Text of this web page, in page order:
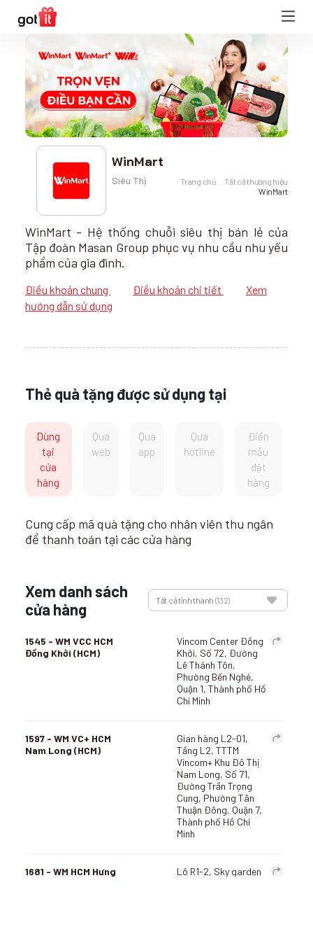
WinMart
Siêu Thị Trang chủ
Tất cả thương hiệu
WinMart
WinMart - Hệ thống chuỗi siêu thị bán lẻ của
Tập đoàn Masan Group phục vụ nhu cầu nhu yếu
phẩm của gia đình.
Điều khoản chung Điều khoản chi tiết
Xem
hướng dẫn sử dụng
Thẻ quà tặng được sử dụng tại
Dùng
tại
cửa
hàng
Qua
web
Qua
app
Qua
hotline
Điền
mẫu
đặt
hàng
Cung cấp mã quà tặng cho nhân viên thu ngân
để thanh toán tại các cửa hàng
Xem danh sách
cửa hàng
Tất cả tỉnh thành (132)
1545 - WM VCC HCM
Đồng Khởi (HCM)
Vincom Center Đồng
Khởi, Số 72, Đường
Lê Thánh Tôn,
Phường Bến Nghé,
Quận 1, Thành phố Hồ
Chí Minh
1597 - WM VC+ HCM
Nam Long (HCM)
Gian hàng L2-01,
Tầng L2, TTTM
Vincom+ Khu Đô Thị
Nam Long, Số 71,
Đường Trần Trọng
Cung, Phường Tân
Thuận Đông, Quận 7,
Thành phố Hồ Chí
Minh
1681 - WM HCM Hưng
Lô R1-2, Sky garden